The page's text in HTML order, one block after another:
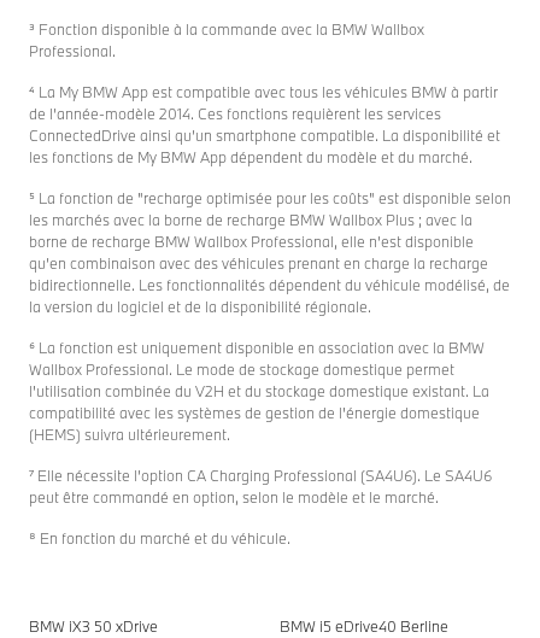
³ Fonction disponible à la commande avec la BMW Wallbox
Professional.
⁴ La My BMW App est compatible avec tous les véhicules BMW à partir
de l’année-modèle 2014. Ces fonctions requièrent les services
ConnectedDrive ainsi qu’un smartphone compatible. La disponibilité et
les fonctions de My BMW App dépendent du modèle et du marché.
⁵ La fonction de "recharge optimisée pour les coûts" est disponible selon
les marchés avec la borne de recharge BMW Wallbox Plus ; avec la
borne de recharge BMW Wallbox Professional, elle n’est disponible
qu’en combinaison avec des véhicules prenant en charge la recharge
bidirectionnelle. Les fonctionnalités dépendent du véhicule modélisé, de
la version du logiciel et de la disponibilité régionale.
⁶ La fonction est uniquement disponible en association avec la BMW
Wallbox Professional. Le mode de stockage domestique permet
l'utilisation combinée du V2H et du stockage domestique existant. La
compatibilité avec les systèmes de gestion de l'énergie domestique
(HEMS) suivra ultérieurement.
⁷ Elle nécessite l’option CA Charging Professional (SA4U6). Le SA4U6
peut être commandé en option, selon le modèle et le marché.
⁸ En fonction du marché et du véhicule.
BMW iX3 50 xDrive BMW i5 eDrive40 Berline